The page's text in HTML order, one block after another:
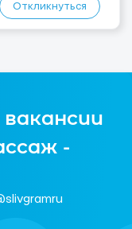
Откликнуться
-